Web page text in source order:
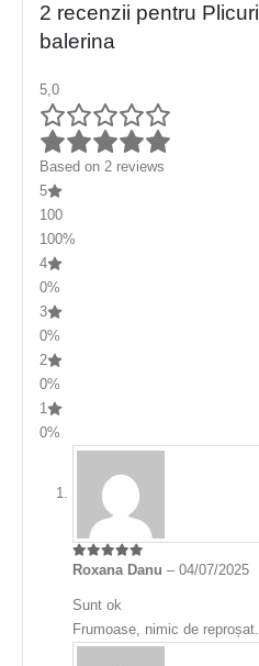
2 recenzii pentru
balerina
5,0
Based on 2 reviews
5
100
100%
4
0%
3
0%
2
0%
1
0%
5din 5
Roxana Danu – 04/07/2025
Sunt ok
Frumoase, nimic de reproșat.